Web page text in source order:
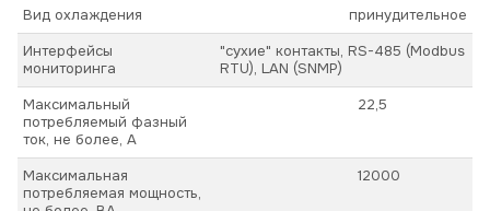
Вид охлаждения
принудительное
Интерфейсы
мониторинга
"сухие" контакты, RS-485 (Modbus
RTU), LAN (SNMP)
Максимальный
потребляемый фазный
ток, не более, А
22,5
Максимальная
потребляемая мощность,
12000